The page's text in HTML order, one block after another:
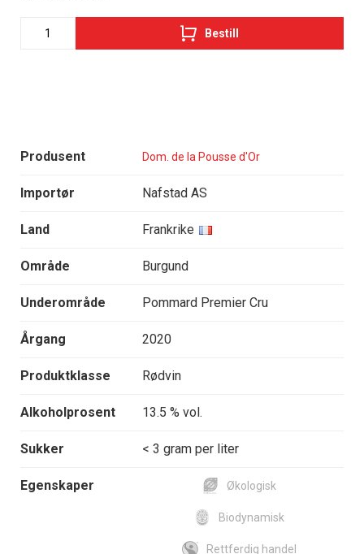
Produsent Dom. de la Pousse d'Or
Importør Nafstad AS
Land Frankrike
Område Burgund
Underområde Pommard Premier Cru
Årgang 2020
Produktklasse Rødvin
Alkoholprosent 13.5 % vol.
Sukker < 3 gram per liter
Egenskaper Økologisk
Biodynamisk
Rettferdig handel
Bestill